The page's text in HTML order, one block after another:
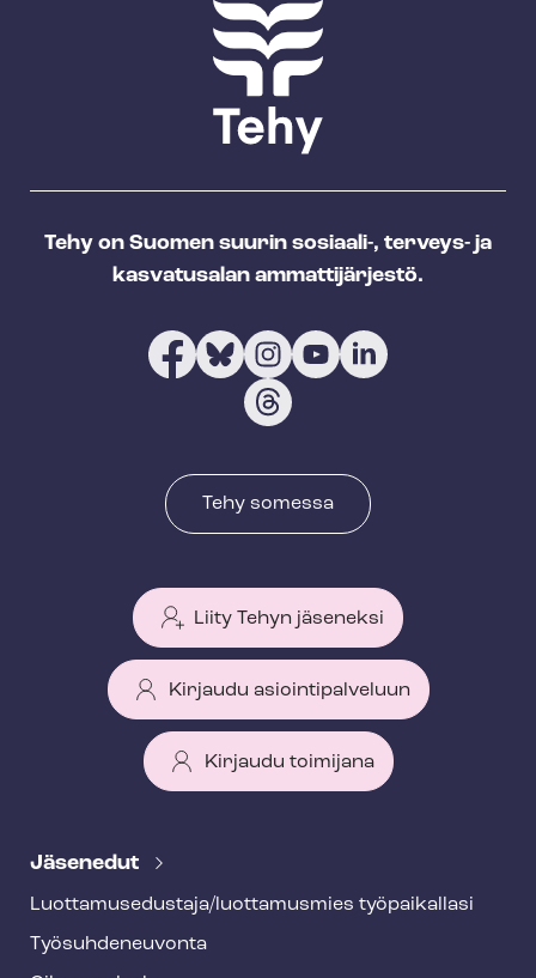
Tehy on Suomen suurin sosiaali-, terveys- ja
kasvatusalan ammattijärjestö.
Tehy somessa
Liity Tehyn jäseneksi
Kirjaudu asiointipalveluun
Kirjaudu toimijana
e
f
Jäsenedut
Luot­ta­muse­dus­ta­ja/luottamusmies työpaikallasi
Työ­suh­de­neu­von­ta